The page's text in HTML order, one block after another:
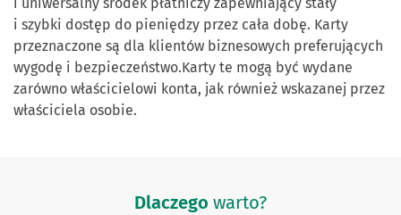
i uniwersalny środek płatniczy zapewniający stały
i szybki dostęp do pieniędzy przez cała dobę. Karty
przeznaczone są dla klientów biznesowych preferujących
wygodę i bezpieczeństwo.Karty te mogą być wydane
zarówno właścicielowi konta, jak również wskazanej przez
właściciela osobie.
Dlaczego warto?